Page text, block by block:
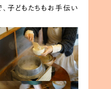
子どもたちもお手伝い